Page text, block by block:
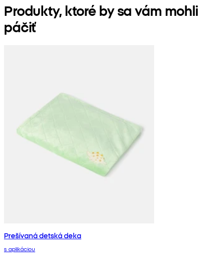
Produkty, ktoré by sa vám mohli
páčiť
Prešívaná detská deka
s aplikáciou